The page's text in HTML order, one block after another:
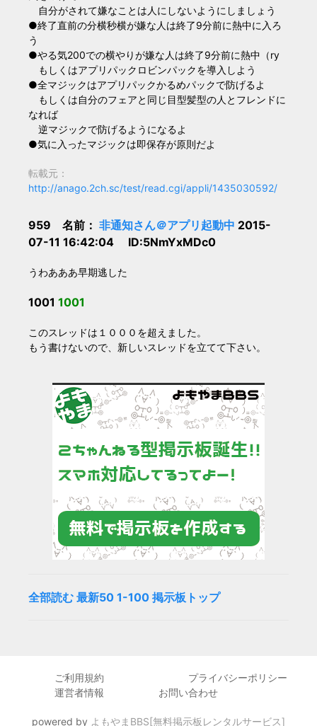
自分がされて嫌なことは人にしないようにしましょう
●終了直前の分横秒横が嫌な人は終了9分前に熱中に入ろ
う
●やる気200での横やりが嫌な人は終了9分前に熱中（ry
もしくはアプリパックロビンパックを導入しよう
●全マジックはアプリパックかるめパックで防げるよ
もしくは自分のフェアと同じ目型髪型の人とフレンドに
なれば
逆マジックで防げるようになるよ
●気に入ったマジックは即保存が原則だよ
転載元：
http://anago.2ch.sc/test/read.cgi/appli/1435030592/
959 名前： 非通知さん＠アプリ起動中 2015-
07-11 16:42:04 ID:5NmYxMDc0
うわあああ早期逃した
1001 1001
このスレッドは１０００を超えました。
もう書けないので、新しいスレッドを立てて下さい。
全部読む 最新50 1-100 掲示板トップ
ご利用規約
プライバシーポリシー
運営者情報
お問い合わせ
powered by よもやまBBS[無料掲示板レンタルサービス]